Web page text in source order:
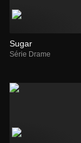
Sugar
Série Drame